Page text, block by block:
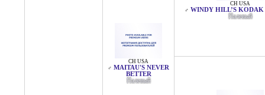
CH USA
♂ MAITAU'S NEVER
BETTER
Палевый
CH USA
♂ WINDY HILL’S
Палевый